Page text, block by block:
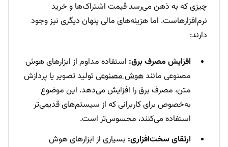
چیزی که به ذهن می‌رسد قیمت اشتراک‌ها و خرید
نرم‌افزارهاست. اما هزینه‌های مالی پنهان دیگری نیز وجود
دارند:
افزایش مصرف برق: استفاده مداوم از ابزارهای هوش
مصنوعی مانندهوش مصنوعیتولید تصویر یا پردازش
متن، مصرف برق را افزایش می‌دهد. این موضوع
به‌خصوص برای کاربرانی که از سیستم‌های قدیمی‌تر
استفاده می‌کنند، محسوس‌تر است.
ارتقای سخت‌افزاری: بسیاری از ابزارهای هوش